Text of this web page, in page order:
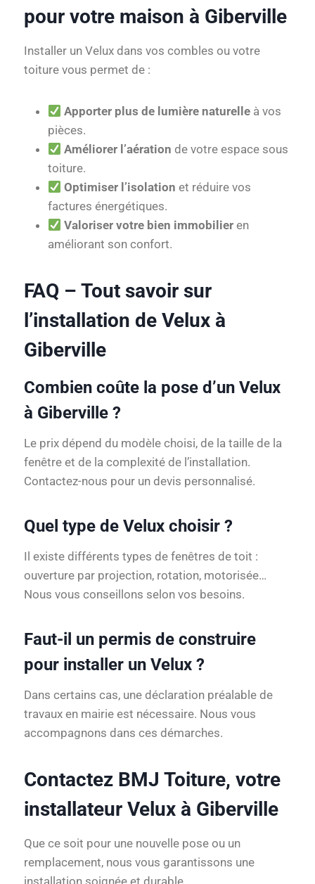
pour votre maison à Giberville
Installer un Velux dans vos combles ou votre
toiture vous permet de :
Apporter plus de lumière naturelle à vos
pièces.
Améliorer l’aération de votre espace sous
toiture.
Optimiser l’isolation et réduire vos
factures énergétiques.
Valoriser votre bien immobilier en
améliorant son confort.
FAQ – Tout savoir sur
l’installation de Velux à
Giberville
Combien coûte la pose d’un Velux
à Giberville ?
Le prix dépend du modèle choisi, de la taille de la
fenêtre et de la complexité de l’installation.
Contactez-nous pour un devis personnalisé.
Quel type de Velux choisir ?
Il existe différents types de fenêtres de toit :
ouverture par projection, rotation, motorisée…
Nous vous conseillons selon vos besoins.
Faut-il un permis de construire
pour installer un Velux ?
Dans certains cas, une déclaration préalable de
travaux en mairie est nécessaire. Nous vous
accompagnons dans ces démarches.
Contactez BMJ Toiture, votre
installateur Velux à Giberville
Que ce soit pour une nouvelle pose ou un
remplacement, nous vous garantissons une
installation soignée et durable.